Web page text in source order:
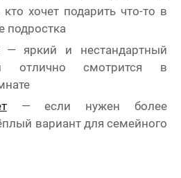
хочет подарить что-то в
подростка
яркий и нестандартный
отлично смотрится в
— если нужен более
вариант для семейного